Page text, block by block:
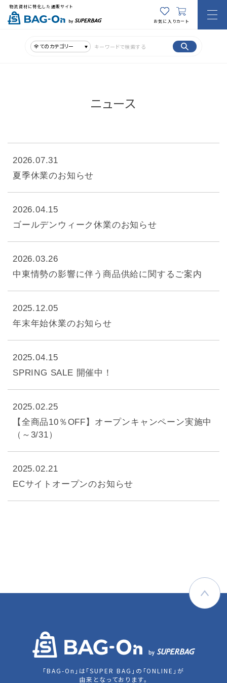
物流資材に特化した通販サイト
お気に入りカート
全てのカテゴリー
ニュース
2026.07.31
夏季休業のお知らせ
2026.04.15
ゴールデンウィーク休業のお知らせ
2026.03.26
中東情勢の影響に伴う商品供給に関するご案内
2025.12.05
年末年始休業のお知らせ
2025.04.15
SPRING SALE 開催中！
2025.02.25
【全商品10％OFF】オープンキャンペーン実施中
（～3/31）
2025.02.21
ECサイトオープンのお知らせ
「BAG-On」は「SUPER BAG」の「ONLINE」が
由来となっております。